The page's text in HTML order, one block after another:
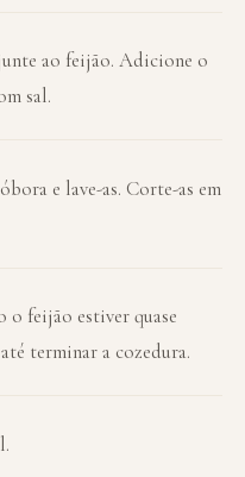
ao feijão. Adicione o
sal.
e lave-as. Corte-as em
o feijão estiver quase
terminar a cozedura.